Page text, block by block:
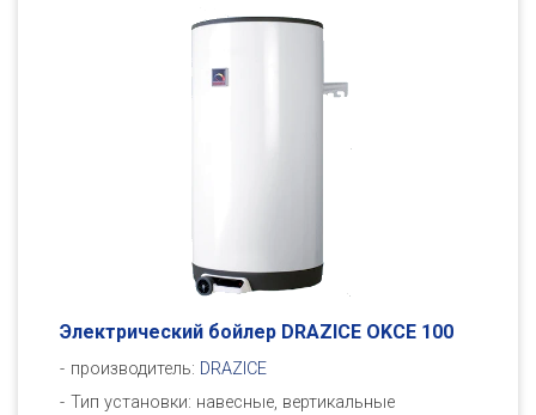
Электрический бойлер DRAZICE OKСE 100
производитель: DRAZICE
Тип установки: навесные, вертикальные